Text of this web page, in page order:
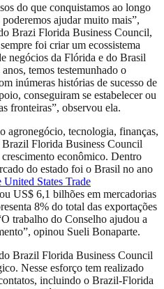
do que conquistamos ao longo
ajudar muito mais”,
Brazi Florida Business Council,
foi criar um ecossistema
negócios da Flórida e do Brasil
temos testemunhado o
inúmeras histórias de sucesso de
conseguiram se estabelecer ou
fronteiras”, observou ela.
agronegócio, tecnologia, finanças,
Florida Business Council
econômico. Dentro
do estado foi o Brasil no ano
States Trade
US$ 6,1 bilhões em mercadorias
8% do total das exportações
trabalho do Conselho ajudou a
opinou Sueli Bonaparte.
Brazil Florida Business Council
Nesse esforço tem realizado
incluindo o Brazil-Florida